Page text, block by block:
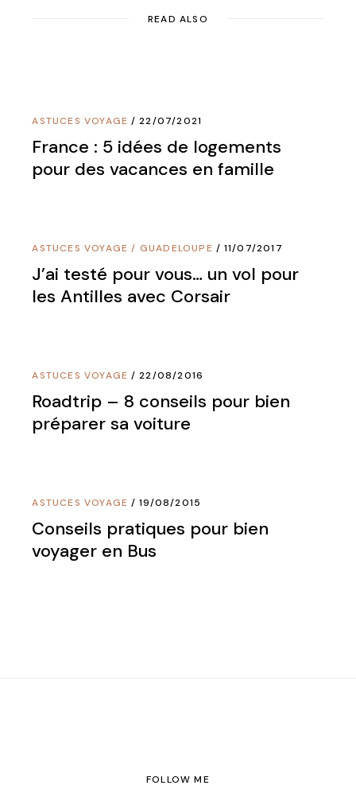
READ ALSO
ASTUCES VOYAGE 22/07/2021
France : 5 idées de logements
pour des vacances en famille
ASTUCES VOYAGE / GUADELOUPE 11/07/2017
J’ai testé pour vous… un vol pour
les Antilles avec Corsair
ASTUCES VOYAGE 22/08/2016
Roadtrip – 8 conseils pour bien
préparer sa voiture
ASTUCES VOYAGE 19/08/2015
Conseils pratiques pour bien
voyager en Bus
FOLLOW ME